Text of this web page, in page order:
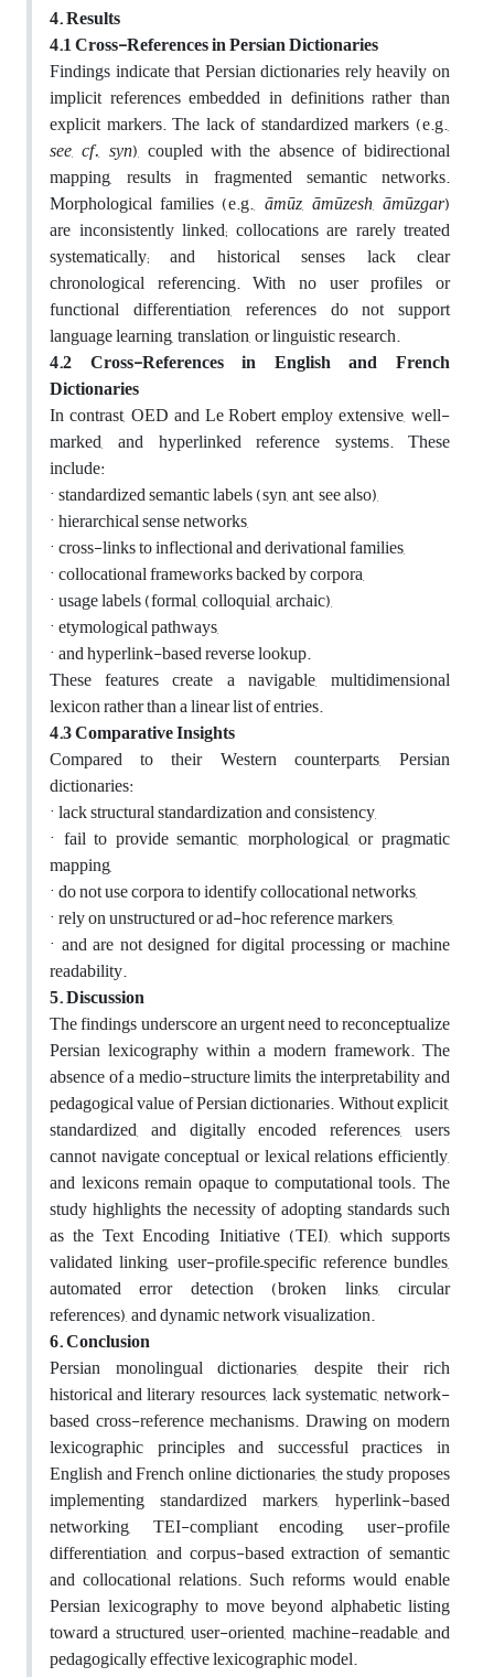
4. Results
4.1 Cross-References in Persian Dictionaries
Findings indicate that Persian dictionaries rely heavily on
implicit references embedded in definitions rather than
explicit markers. The lack of standardized markers (e.g.,
see,cf., syn), coupled with the absence of bidirectional
mapping, results in fragmented semantic networks.
Morphological families (e.g., āmūz, āmūzesh,āmūzgar)
are inconsistently linked; collocations are rarely treated
systematically; and historical senses lack clear
chronological referencing. With no user profiles or
functional differentiation, references do not support
language learning, translation, or linguistic research.
4.2 Cross-References in English and French
Dictionaries
In contrast, OED and Le Robert employ extensive, well-
marked, and hyperlinked reference systems. These
include:
· standardized semantic labels (syn, ant, see also),
· hierarchical sense networks,
· cross-links to inflectional and derivational families,
· collocational frameworks backed by corpora,
·usage labels (formal, colloquial, archaic),
· etymological pathways,
· and hyperlink-based reverse lookup.
These features create a navigable, multidimensional
lexicon rather than a linear list of entries.
4.3 Comparative Insights
Compared to their Western counterparts, Persian
dictionaries:
· lack structural standardization and consistency,
· fail to provide semantic, morphological, or pragmatic
mapping,
· do not use corpora to identify collocational networks,
· rely on unstructured or ad-hoc reference markers,
· and are not designed for digital processing or machine
readability.
5. Discussion
The findings underscore an urgent need to reconceptualize
Persian lexicography within a modern framework. The
absence of a medio-structure limits the interpretability and
pedagogical value of Persian dictionaries. Without explicit,
standardized, and digitally encoded references, users
cannot navigate conceptual or lexical relations efficiently,
and lexicons remain opaque to computational tools. The
study highlights the necessity of adopting standards such
as the Text Encoding Initiative (TEI), which supports
validated linking, user-profile–specific reference bundles,
automated error detection (broken links, circular
references), and dynamic network visualization.
6. Conclusion
Persian monolingual dictionaries, despite their rich
historical and literary resources, lack systematic, network-
based cross-reference mechanisms. Drawing on modern
lexicographic principles and successful practices in
English and French online dictionaries, the study proposes
implementing standardized markers, hyperlink-based
networking, TEI-compliant encoding, user-profile
differentiation, and corpus-based extraction of semantic
and collocational relations. Such reforms would enable
Persian lexicography to move beyond alphabetic listing
toward a structured, user-oriented, machine-readable, and
pedagogically effective lexicographic model.